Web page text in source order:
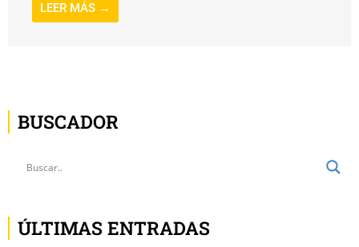
LEER MÁS →
BUSCADOR
ÚLTIMAS ENTRADAS